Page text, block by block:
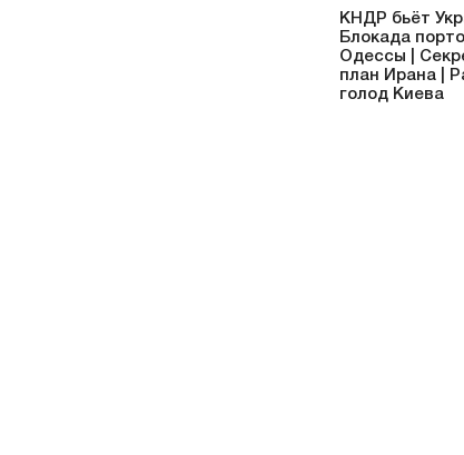
КНДР бьёт
Блокада
Одессы |
план Ирана |
голод Киева